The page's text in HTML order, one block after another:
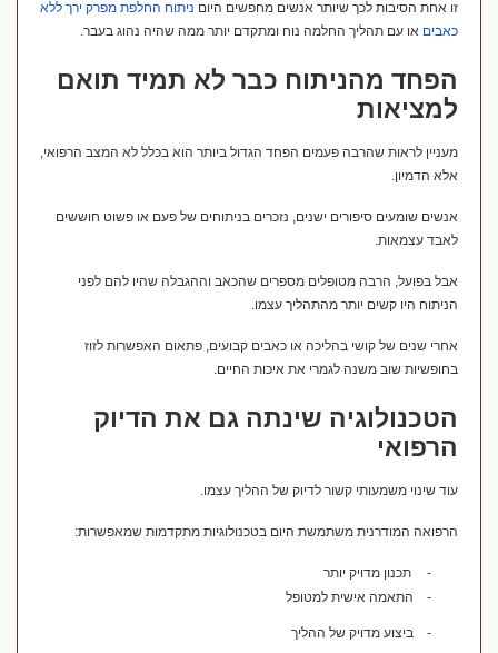
זו אחת הסיבות לכך שיותר אנשים מחפשים היוםניתוח החלפת מפרק ירך ללא
כאביםאו עם תהליך החלמה נוח ומתקדם יותר ממה שהיה נהוג בעבר.
הפחד מהניתוח כבר לא תמיד תואם
למציאות
מעניין לראות שהרבה פעמים הפחד הגדול ביותר הוא בכלל לא המצב הרפואי,
אלא הדמיון.
אנשים שומעים סיפורים ישנים, נזכרים בניתוחים של פעם או פשוט חוששים
לאבד עצמאות.
אבל בפועל, הרבה מטופלים מספרים שהכאב וההגבלה שהיו להם לפני
הניתוח היו קשים יותר מהתהליך עצמו.
אחרי שנים של קושי בהליכה או כאבים קבועים, פתאום האפשרות לזוז
בחופשיות שוב משנה לגמרי את איכות החיים.
הטכנולוגיה שינתה גם את הדיוק
הרפואי
עוד שינוי משמעותי קשור לדיוק של ההליך עצמו.
הרפואה המודרנית משתמשת היום בטכנולוגיות מתקדמות שמאפשרות:
תכנון מדויק יותר
התאמה אישית למטופל
ביצוע מדויק של ההליך